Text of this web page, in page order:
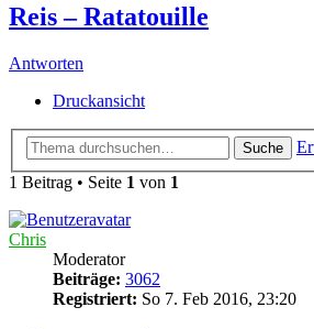
Reis – Ratatouille
Antworten
Druckansicht
Suche
1 Beitrag • Seite 1 von 1
Chris
Moderator
Beiträge: 3062
Registriert: So 7. Feb 2016, 23:20